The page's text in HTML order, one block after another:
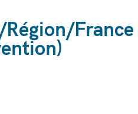
France